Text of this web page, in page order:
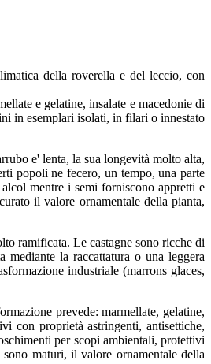
della roverella e del leccio, con
e gelatine, insalate e macedonie di
in esemplari isolati, in filari o innestato
e' lenta, la sua longevità molto alta,
popoli ne fecero, un tempo, una parte
mentre i semi forniscono appretti e
il valore ornamentale della pianta,
ramificata. Le castagne sono ricche di
la raccattatura o una leggera
industriale (marrons glaces,
prevede: marmellate, gelatine,
con proprietà astringenti, antisettiche,
per scopi ambientali, protettivi
maturi, il valore ornamentale della